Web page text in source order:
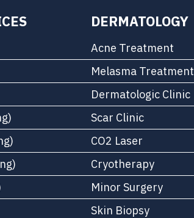
DERMATOLOGY
Acne Treatment
Melasma Treatment
Dermatologic Clinic
Scar Clinic
CO2 Laser
Cryotherapy
Minor Surgery
Skin Biopsy